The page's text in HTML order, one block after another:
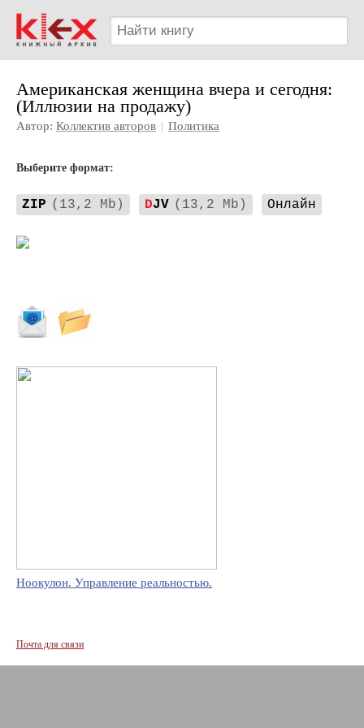
Американская женщина вчера и сегодня:
(Иллюзии на продажу)
Автор: Коллектив авторов | Политика
Выберите формат:
ZIP (13,2 Mb) DJV (13,2 Mb) Онлайн
Ноокулон. Управление реальностью.
Почта для связи